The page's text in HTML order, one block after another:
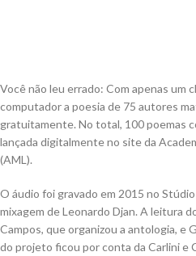
Você não leu errado: Com apenas um
computador a poesia de 75 autores
gratuitamente. No total, 100 poemas
lançada digitalmente no site da
(AML).
O áudio foi gravado em 2015 no
mixagem de Leonardo Djan. A leitura
Campos, que organizou a antologia, e
do projeto ficou por conta da Carlini e